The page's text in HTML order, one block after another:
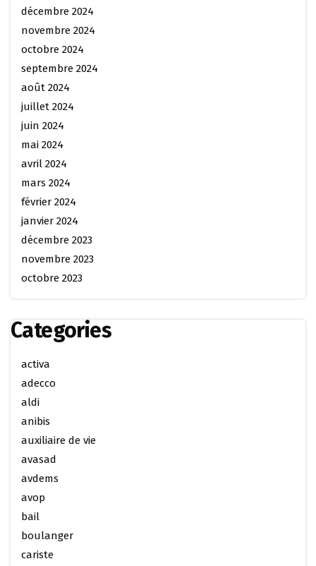
décembre 2024
novembre 2024
octobre 2024
septembre 2024
août 2024
juillet 2024
juin 2024
mai 2024
avril 2024
mars 2024
février 2024
janvier 2024
décembre 2023
novembre 2023
octobre 2023
Categories
activa
adecco
aldi
anibis
auxiliaire de vie
avasad
avdems
avop
bail
boulanger
cariste